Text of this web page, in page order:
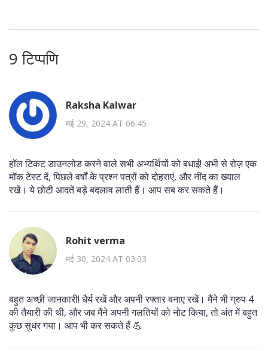
9 टिप्पणि
Raksha Kalwar
मई 29, 2024 AT 06:45
हॉल टिकट डाउनलोड करने वाले सभी अभ्यर्थियों को बधाई! अभी से रोज़ एक
मॉक टेस्ट दें, पिछले वर्षों के प्रश्न पत्रों को दोहराएं, और नींद का ख्याल
रखें। ये छोटी आदतें बड़े बदलाव लाती हैं। आप सब कर सकते हैं।
Rohit verma
मई 30, 2024 AT 03:03
बहुत अच्छी जानकारी! धैर्य रखें और अपनी रफ्तार बनाए रखें। मैंने भी ग्रुप 4
की तैयारी की थी, और जब मैंने अपनी गलतियों को नोट किया, तो अंत में बहुत
कुछ सुधर गया। आप भी कर सकते हैं 💪